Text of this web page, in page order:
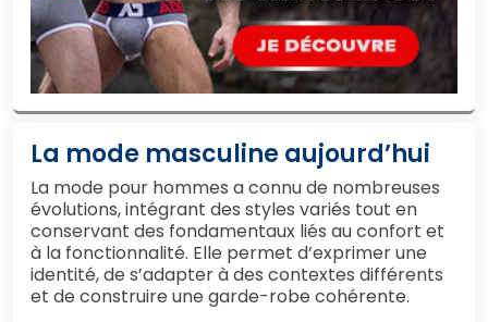
La mode masculine aujourd’hui
La mode pour hommes a connu de nombreuses
évolutions, intégrant des styles variés tout en
conservant des fondamentaux liés au confort et
à la fonctionnalité. Elle permet d’exprimer une
identité, de s’adapter à des contextes différents
et de construire une garde-robe cohérente.